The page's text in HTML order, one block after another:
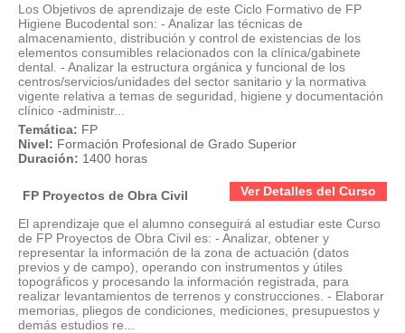
Los Objetivos de aprendizaje de este Ciclo Formativo de FP
Higiene Bucodental son: - Analizar las técnicas de
almacenamiento, distribución y control de existencias de los
elementos consumibles relacionados con la clínica/gabinete
dental. - Analizar la estructura orgánica y funcional de los
centros/servicios/unidades del sector sanitario y la normativa
vigente relativa a temas de seguridad, higiene y documentación
clínico -administr...
Temática: FP
Nivel: Formación Profesional de Grado Superior
Duración: 1400 horas
Ver Detalles del Curso
FP Proyectos de Obra Civil
El aprendizaje que el alumno conseguirá al estudiar este Curso
de FP Proyectos de Obra Civil es: - Analizar, obtener y
representar la información de la zona de actuación (datos
previos y de campo), operando con instrumentos y útiles
topográficos y procesando la información registrada, para
realizar levantamientos de terrenos y construcciones. - Elaborar
memorias, pliegos de condiciones, mediciones, presupuestos y
demás estudios re...